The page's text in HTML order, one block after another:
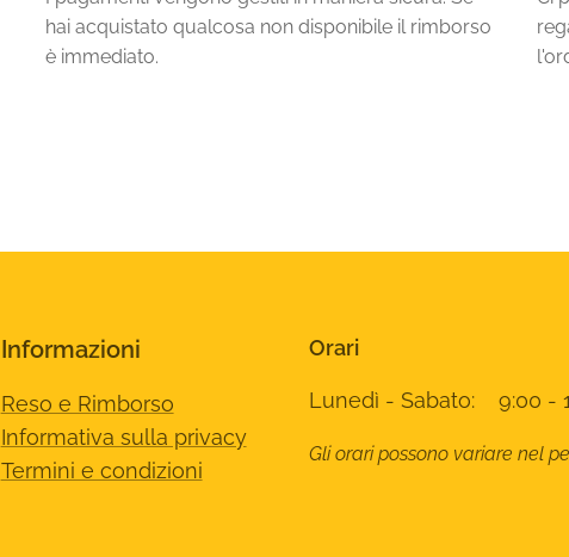
hai acquistato qualcosa non disponibile il rimborso
è immediato.
Informazioni
Reso e Rimborso
Informativa sulla privacy
Termini e condizioni
Orari
Lunedì - Sabato: 9:00 -
Gli orari possono variare nel